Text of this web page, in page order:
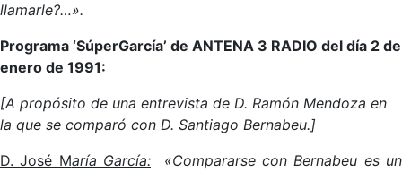
llamarle?…».
Programa ‘SúperGarcía’ de ANTENA 3 RADIO del día 2 de
enero de 1991:
[A propósito de una entrevista de D. Ramón Mendoza en
la que se comparó con D. Santiago Bernabeu.]
D. José María García: «Compararse con Bernabeu es un